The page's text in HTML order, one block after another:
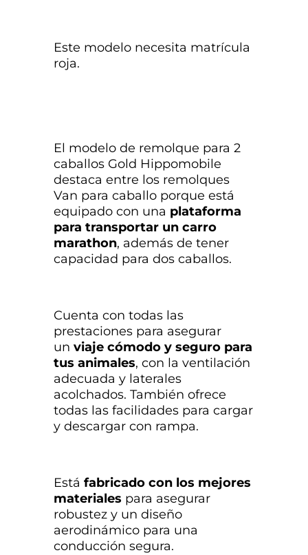
Este modelo necesita matrícula
roja.
El modelo de remolque para 2
caballos Gold Hippomobile
destaca entre los remolques
Van para caballo porque está
equipado con una plataforma
para transportar un carro
marathon, además de tener
capacidad para dos caballos.
Cuenta con todas las
prestaciones para asegurar
un viaje cómodo y seguro para
tus animales, con la ventilación
adecuada y laterales
acolchados. También ofrece
todas las facilidades para cargar
y descargar con rampa.
Está fabricado con los mejores
materiales para asegurar
robustez y un diseño
aerodinámico para una
conducción segura.